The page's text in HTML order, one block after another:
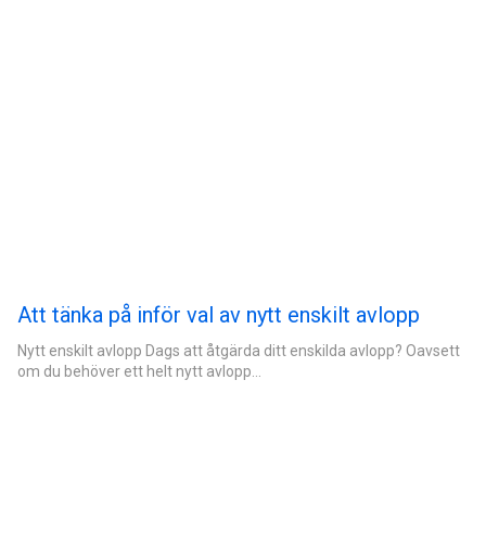
Att tänka på inför val av nytt enskilt avlopp
Nytt enskilt avlopp Dags att åtgärda ditt enskilda avlopp? Oavsett
om du behöver ett helt nytt avlopp…